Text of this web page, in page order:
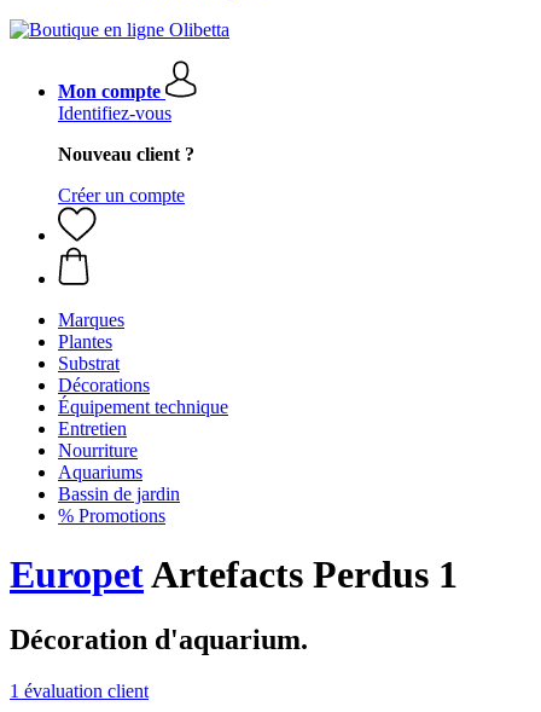
Mon compte
Identifiez-vous
Nouveau client ?
Créer un compte
Marques
Plantes
Substrat
Décorations
Équipement technique
Entretien
Nourriture
Aquariums
Bassin de jardin
% Promotions
EuropetArtefacts Perdus 1
Décoration d'aquarium.
1 évaluation client